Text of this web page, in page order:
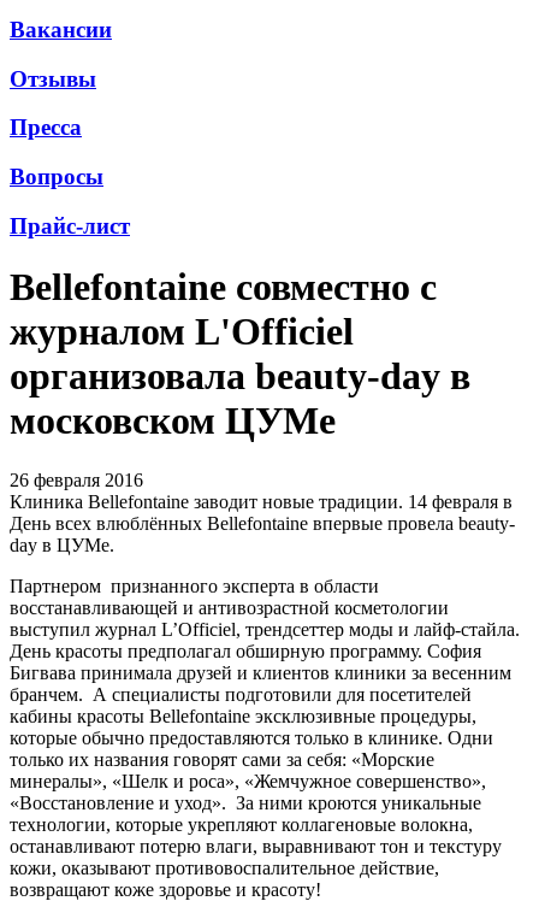
Вакансии
Отзывы
Пресса
Вопросы
Прайс-лист
Bellefontaine совместно с
журналом L'Officiel
организовала beauty-day в
московском ЦУМе
26 февраля 2016
Клиника Bellefontaine заводит новые традиции. 14 февраля в
День всех влюблённых Bellefontaine впервые провела beauty-
day в ЦУМе.
Партнером признанного эксперта в области
восстанавливающей и антивозрастной косметологии
выступил журнал L’Officiel, трендсеттер моды и лайф-стайла.
День красоты предполагал обширную программу. София
Бигвава принимала друзей и клиентов клиники за весенним
бранчем. А специалисты подготовили для посетителей
кабины красоты Bellefontaine эксклюзивные процедуры,
которые обычно предоставляются только в клинике. Одни
только их названия говорят сами за себя: «Морские
минералы», «Шелк и роса», «Жемчужное совершенство»,
«Восстановление и уход». За ними кроются уникальные
технологии, которые укрепляют коллагеновые волокна,
останавливают потерю влаги, выравнивают тон и текстуру
кожи, оказывают противовоспалительное действие,
возвращают коже здоровье и красоту!